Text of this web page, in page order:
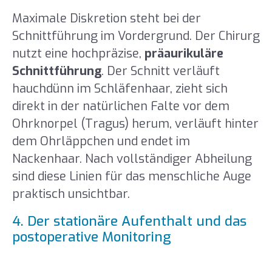
Maximale Diskretion steht bei der
Schnittführung im Vordergrund. Der Chirurg
nutzt eine hochpräzise, präaurikuläre
Schnittführung. Der Schnitt verläuft
hauchdünn im Schläfenhaar, zieht sich
direkt in der natürlichen Falte vor dem
Ohrknorpel (Tragus) herum, verläuft hinter
dem Ohrläppchen und endet im
Nackenhaar. Nach vollständiger Abheilung
sind diese Linien für das menschliche Auge
praktisch unsichtbar.
4. Der stationäre Aufenthalt und das
postoperative Monitoring